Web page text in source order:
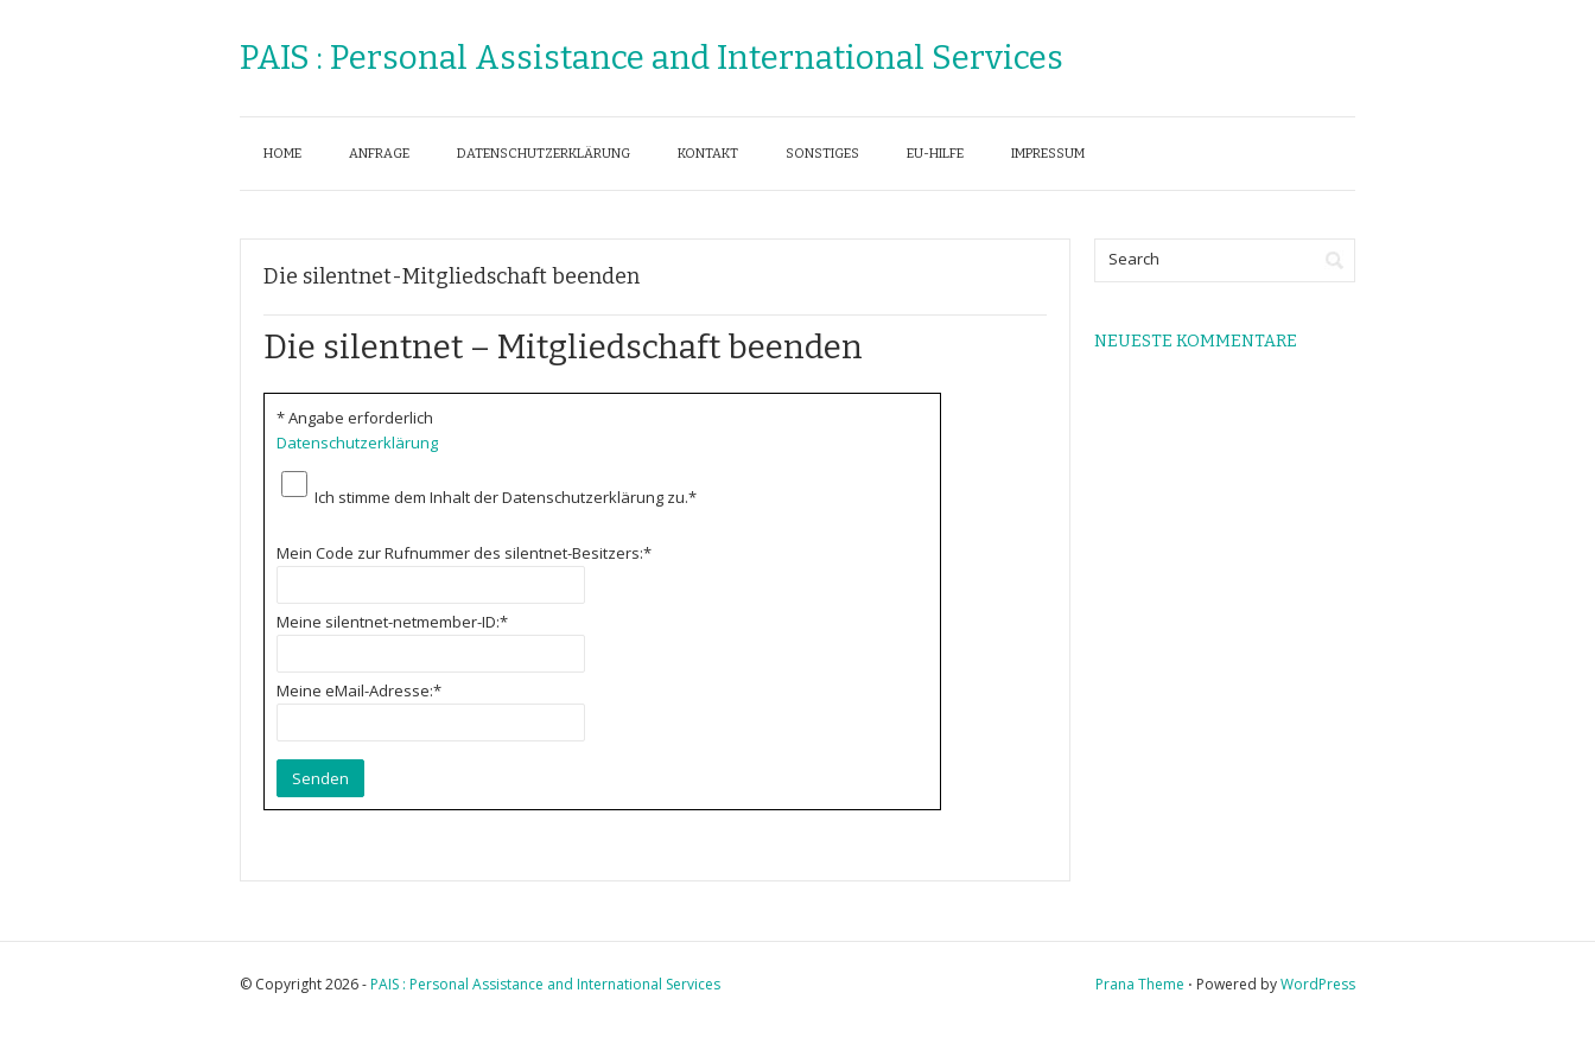
PAIS : Personal Assistance and International Services
HOME ANFRAGE DATENSCHUTZERKLÄRUNG KONTAKT SONSTIGES EU-HILFE IMPRESSUM
Die silentnet-Mitgliedschaft beenden
Die silentnet – Mitgliedschaft beenden
*Angabe erforderlich
Datenschutzerklärung
Ich stimme dem Inhalt der Datenschutzerklärung zu.*
Mein Code zur Rufnummer des silentnet-Besitzers:*
Meine silentnet-netmember-ID:*
Meine eMail-Adresse:*
NEUESTE KOMMENTARE
© Copyright 2026 -PAIS : Personal Assistance and International Services Prana Theme ⋅ Powered byWordPress